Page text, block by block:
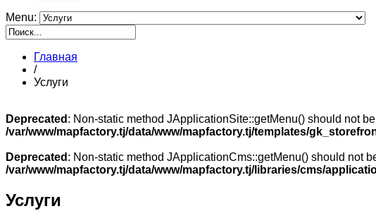
Menu:
Главная
/
Услуги
Deprecated : Non-static method JApplicationSite::getMenu() should not
/var/www/mapfactory.tj/data/www/mapfactory.tj/templates/
Deprecated : Non-static method JApplicationCms::getMenu() should not
/var/www/mapfactory.tj/data/www/mapfactory.tj/libraries/cms/
Услуги